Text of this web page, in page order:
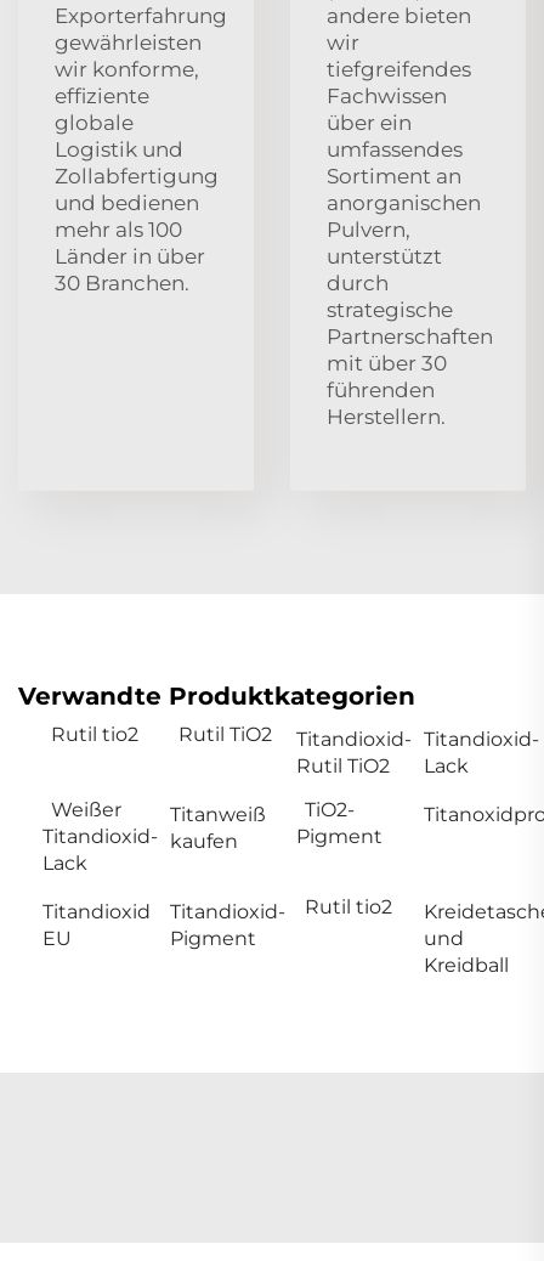
Exporterfahrung
gewährleisten
wir konforme,
effiziente
globale
Logistik und
Zollabfertigung
und bedienen
mehr als 100
Länder in über
30 Branchen.
andere bieten
wir
tiefgreifendes
Fachwissen
über ein
umfassendes
Sortiment an
anorganischen
Pulvern,
unterstützt
durch
strategische
Partnerschaften
mit über 30
führenden
Herstellern.
Verwandte Produktkategorien
Rutil tio2 Rutil TiO2
Titandioxid-
Rutil TiO2
Titandioxid-
Lack
Weißer
Titandioxid-
Lack
Titanweiß
kaufen
TiO2-
Pigment
Titandioxid
EU
Titandioxid-
Pigment
Rutil tio2
und
Kreidball